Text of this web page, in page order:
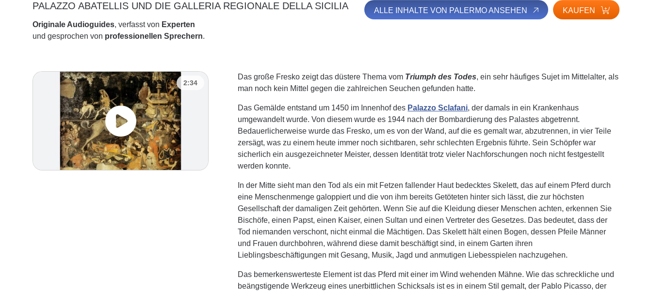
PALAZZO ABATELLIS UND DIE GALLERIA REGIONALE DELLA SICILIA
Originale Audioguides, verfasst von Experten
und gesprochen von professionellen Sprechern.
ALLE INHALTE VON PALERMO ANSEHEN KAUFEN
2:34
Das große Fresko zeigt das düstere Thema vom Triumph des Todes, ein sehr häufiges Sujet im Mittelalter, als
man noch kein Mittel gegen die zahlreichen Seuchen gefunden hatte.
Das Gemälde entstand um 1450 im Innenhof des Palazzo Sclafani, der damals in ein Krankenhaus
umgewandelt wurde. Von diesem wurde es 1944 nach der Bombardierung des Palastes abgetrennt.
Bedauerlicherweise wurde das Fresko, um es von der Wand, auf die es gemalt war, abzutrennen, in vier Teile
zersägt, was zu einem heute immer noch sichtbaren, sehr schlechten Ergebnis führte. Sein Schöpfer war
sicherlich ein ausgezeichneter Meister, dessen Identität trotz vieler Nachforschungen noch nicht festgestellt
werden konnte.
In der Mitte sieht man den Tod als ein mit Fetzen fallender Haut bedecktes Skelett, das auf einem Pferd durch
eine Menschenmenge galoppiert und die von ihm bereits Getöteten hinter sich lässt, die zur höchsten
Gesellschaft der damaligen Zeit gehörten. Wenn Sie auf die Kleidung dieser Menschen achten, erkennen Sie
Bischöfe, einen Papst, einen Kaiser, einen Sultan und einen Vertreter des Gesetzes. Das bedeutet, dass der
Tod niemanden verschont, nicht einmal die Mächtigen. Das Skelett hält einen Bogen, dessen Pfeile Männer
und Frauen durchbohren, während diese damit beschäftigt sind, in einem Garten ihren
Lieblingsbeschäftigungen mit Gesang, Musik, Jagd und anmutigen Liebesspielen nachzugehen.
Das bemerkenswerteste Element ist das Pferd mit einer im Wind wehenden Mähne. Wie das schreckliche und
beängstigende Werkzeug eines unerbittlichen Schicksals ist es in einem Stil gemalt, der Pablo Picasso, der